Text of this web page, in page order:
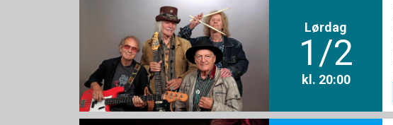
Lørdag
1/2
kl. 20:00